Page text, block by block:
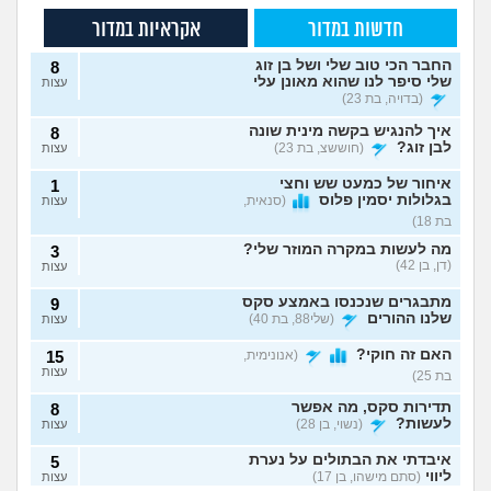
חדשות במדור אקראיות במדור
החבר הכי טוב שלי ושל בן זוג
שלי סיפר לנו שהוא מאונן עלי
(בדויה, בת 23)
8
עצות
איך להנגיש בקשה מינית שונה
לבן זוג?
(חוששצ, בת 23)
8
עצות
איחור של כמעט שש וחצי
בגלולות יסמין פלוס
(סנאית,
בת 18)
1
עצות
מה לעשות במקרה המוזר שלי?
(דן, בן 42)
3
עצות
מתבגרים שנכנסו באמצע סקס
שלנו ההורים
(שלי88, בת 40)
9
עצות
האם זה חוקי?
(אנונימית,
בת 25)
15
עצות
תדירות סקס, מה אפשר
לעשות?
(נשוי, בן 28)
8
עצות
איבדתי את הבתולים על נערת
ליווי (סתם מישהו, בן 17)
5
עצות